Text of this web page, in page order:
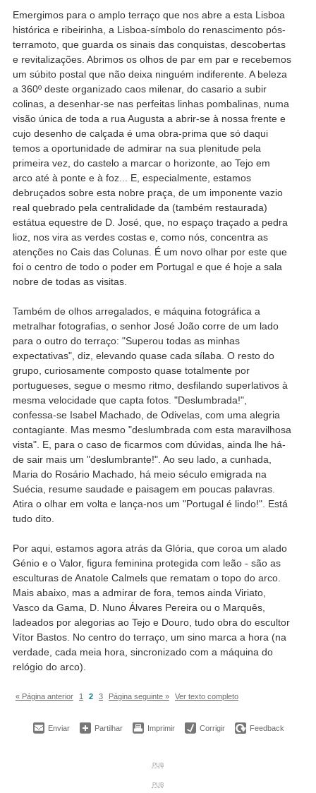
Emergimos para o amplo terraço que nos abre a esta Lisboa
histórica e ribeirinha, a Lisboa-símbolo do renascimento pós-
terramoto, que guarda os sinais das conquistas, descobertas
e revitalizações. Abrimos os olhos de par em par e recebemos
um súbito postal que não deixa ninguém indiferente. A beleza
a 360º deste organizado caos milenar, do casario a subir
colinas, a desenhar-se nas perfeitas linhas pombalinas, numa
visão única de toda a rua Augusta a abrir-se à nossa frente e
cujo desenho de calçada é uma obra-prima que só daqui
temos a oportunidade de admirar na sua plenitude pela
primeira vez, do castelo a marcar o horizonte, ao Tejo em
arco até à ponte e à foz... E, especialmente, estamos
debruçados sobre esta nobre praça, de um imponente vazio
real quebrado pela centralidade da (também restaurada)
estátua equestre de D. José, que, no espaço traçado a pedra
lioz, nos vira as verdes costas e, como nós, concentra as
atenções no Cais das Colunas. É um novo olhar por este que
foi o centro de todo o poder em Portugal e que é hoje a sala
nobre de todas as visitas.
Também de olhos arregalados, e máquina fotográfica a
metralhar fotografias, o senhor José João corre de um lado
para o outro do terraço: "Superou todas as minhas
expectativas", diz, elevando quase cada sílaba. O resto do
grupo, curiosamente composto quase totalmente por
portugueses, segue o mesmo ritmo, desfilando superlativos à
mesma velocidade que capta fotos. "Deslumbrada!",
confessa-se Isabel Machado, de Odivelas, com uma alegria
contagiante. Mas mesmo "deslumbrada com esta maravilhosa
vista". E, para o caso de ficarmos com dúvidas, ainda lhe há-
de sair mais um "deslumbrante!". Ao seu lado, a cunhada,
Maria do Rosário Machado, há meio século emigrada na
Suécia, resume saudade e paisagem em poucas palavras.
Atira o olhar em volta e lança-nos um "Portugal é lindo!". Está
tudo dito.
Por aqui, estamos agora atrás da Glória, que coroa um alado
Génio e o Valor, figura feminina protegida com leão - são as
esculturas de Anatole Calmels que rematam o topo do arco.
Mais abaixo, mas a admirar de fora, temos ainda Viriato,
Vasco da Gama, D. Nuno Álvares Pereira ou o Marquês,
ladeados por alegorias ao Tejo e Douro, tudo obra do escultor
Vítor Bastos. No centro do terraço, um sino marca a hora (na
verdade, cada meia hora, sincronizado com a máquina do
relógio do arco).
« Página anterior 1 2 3 Página seguinte » Ver texto completo
Enviar Partilhar Imprimir Corrigir Feedback
PUB
PUB